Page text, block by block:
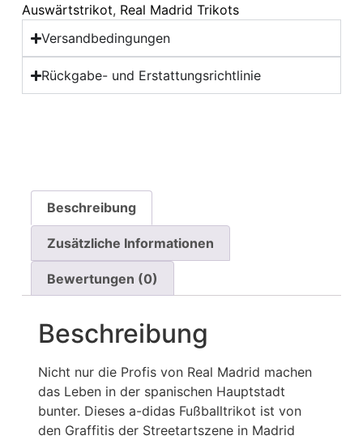
Auswärtstrikot, Real Madrid Trikots
Versandbedingungen
Rückgabe- und Erstattungsrichtlinie
Beschreibung
Zusätzliche Informationen
Bewertungen (0)
Beschreibung
Nicht nur die Profis von Real Madrid machen
das Leben in der spanischen Hauptstadt
bunter. Dieses a-didas Fußballtrikot ist von
den Graffitis der Streetartszene in Madrid